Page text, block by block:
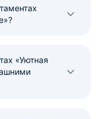
«Уютная